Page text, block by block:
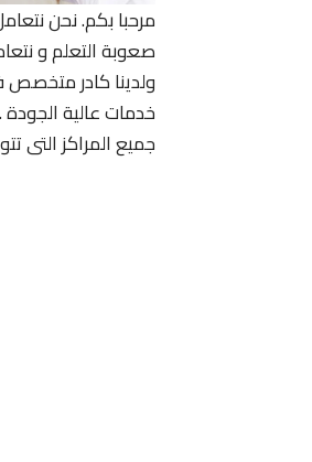
مرحبا بكم. نحن
صعوبة التعلم و
ولدينا كادر
خدمات عالية
جميع المراكز التى